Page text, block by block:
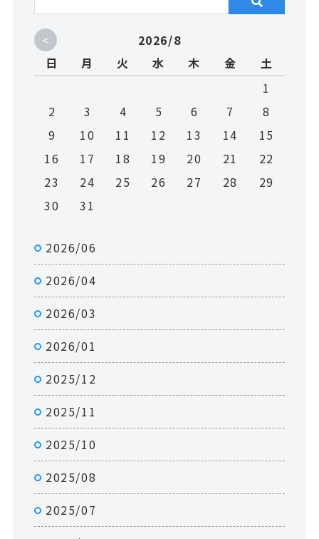
<
2026/8
日
月 火 水 木 金
土
1
2
3 4 5 6 7
8
9
10 11 12 13 14
15
16
17 18 19 20 21
22
23
24 25 26 27 28
29
30
31
2026/06
2026/04
2026/03
2026/01
2025/12
2025/11
2025/10
2025/08
2025/07